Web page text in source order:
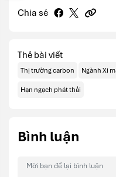
Chia sẻ
Thẻ bài viết
Thị trường carbon Ngành Xi
Hạn ngạch phát thải
Bình luận